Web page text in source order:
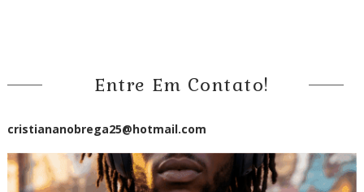
Entre Em Contato!
cristiananobrega25@hotmail.com